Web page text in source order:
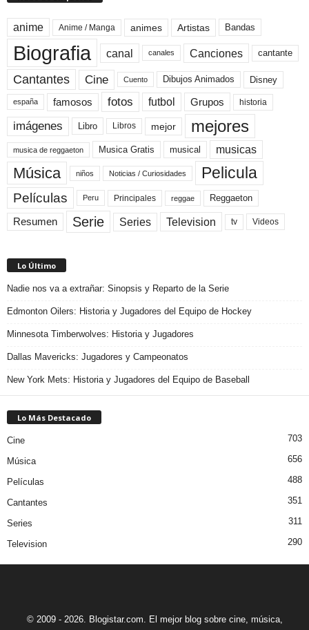
anime Anime / Manga animes Artistas Bandas
Biografia canal canales Canciones cantante
Cantantes Cine Cuento Dibujos Animados Disney
españa famosos fotos futbol Grupos historia
imágenes Libro Libros mejor mejores
musica de reggaeton Musica Gratis musical musicas
Música niños Noticias / Curiosidades Pelicula
Películas Peru Principales reggae Reggaeton
Resumen Serie Series Television tv Videos
Lo Último
Nadie nos va a extrañar: Sinopsis y Reparto de la Serie
Edmonton Oilers: Historia y Jugadores del Equipo de Hockey
Minnesota Timberwolves: Historia y Jugadores
Dallas Mavericks: Jugadores y Campeonatos
New York Mets: Historia y Jugadores del Equipo de Baseball
Lo Más Destacado
Cine 703
Música 656
Películas 488
Cantantes 351
Series 311
Television 290
© 2009 - 2026. Blogistar.com. El mejor blog sobre cine, música,